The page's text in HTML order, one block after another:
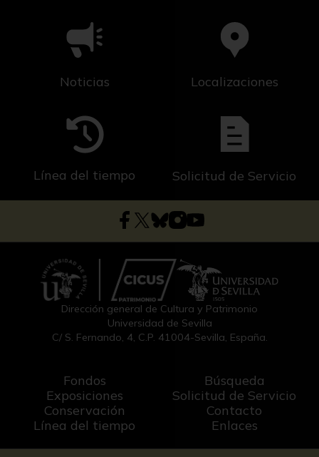
Noticias Localizaciones
Línea del tiempo Solicitud de Servicio
Dirección general de Cultura y Patrimonio
Universidad de Sevilla
C/ S. Fernando, 4, C.P. 41004-Sevilla, España.
Fondos
Exposiciones
Conservación
Línea del tiempo
Búsqueda
Solicitud de Servicio
Contacto
Enlaces